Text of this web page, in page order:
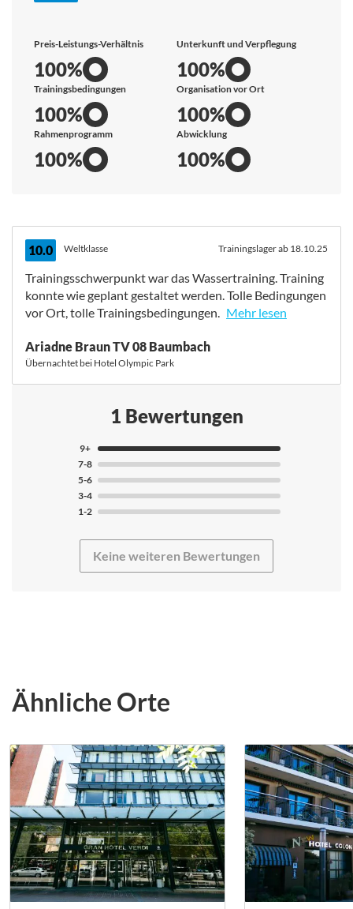
Preis-Leistungs-Verhältnis
100%
Unterkunft und Verpflegung
100%
Trainingsbedingungen
100%
Organisation vor Ort
100%
Rahmenprogramm
100%
Abwicklung
100%
10.0 Weltklasse Trainingslager ab 18.10.25
Trainingsschwerpunkt war das Wassertraining. Training
konnte wie geplant gestaltet werden. Tolle Bedingungen
vor Ort, tolle Trainingsbedingungen.
Mehr lesen
Trainingsschwerpunkt war das Wassertraining. Training
konnte wie geplant gestaltet werden. Tolle Bedingungen
vor Ort, tolle Trainingsbedingungen.
Ariadne Braun TV 08 Baumbach
Übernachtet bei Hotel Olympic Park
1 Bewertungen
9+
7-8
5-6
3-4
1-2
Keine weiteren Bewertungen
Ähnliche Orte